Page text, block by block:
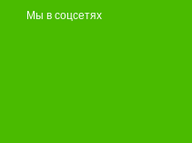
Мы в соцсетях